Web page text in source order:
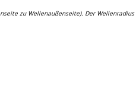
zu Wellenaußenseite). Der